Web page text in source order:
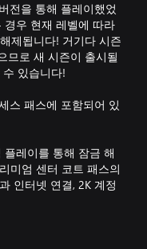
전을 통해 플레이했었
경우 현재 레벨에 따라
제됩니다! 거기다 시즌
므로 새 시즌이 출시될
있습니다!
스 패스에 포함되어 있
레이를 통해 잠금 해
미엄 센터 코트 패스의
인터넷 연결, 2K 계정